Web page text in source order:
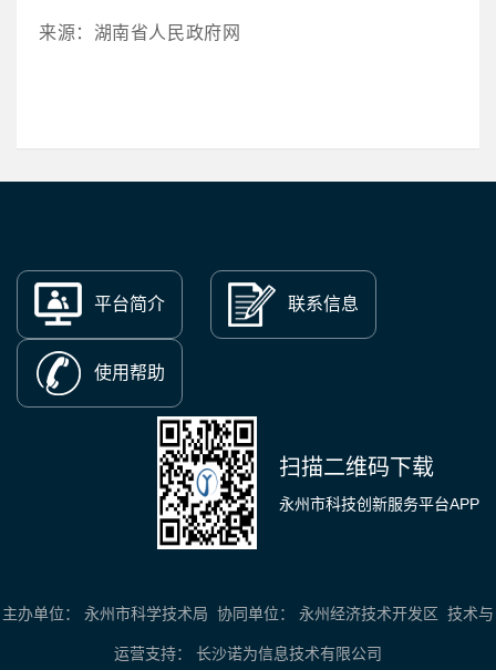
来源：湖南省人民政府网
平台简介 联系信息
使用帮助
扫描二维码下载
永州市科技创新服务平台APP
主办单位： 永州市科学技术局 协同单位： 永州经济技术开发区 技术与
运营支持： 长沙诺为信息技术有限公司